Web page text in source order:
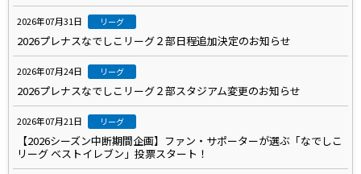
2026年07月31日 リーグ
2026プレナスなでしこリーグ２部日程追加決定のお知らせ
2026年07月24日 リーグ
2026プレナスなでしこリーグ２部スタジアム変更のお知らせ
2026年07月21日 リーグ
【2026シーズン中断期間企画】ファン・サポーターが選ぶ「なでしこ
リーグ ベストイレブン」投票スタート！